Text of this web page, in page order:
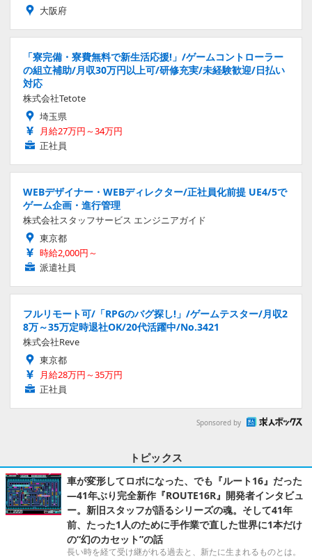
大阪府
「寮完備・寮費無料で新生活応援!」/ゲームコントローラー
の組立補助/月収30万円以上可/研修充実/未経験歓迎/日払い
対応
株式会社Tetote
埼玉県
月給27万円～34万円
正社員
WEBデザイナー・WEBディレクター/正社員化前提 UE4/5で
ゲーム企画・進行管理
株式会社スタッフサービス エンジニアガイド
東京都
時給2,000円～
派遣社員
フルリモート可/「RPGのバグ探し!」/ゲームテスター/月収2
8万～35万定時退社OK/20代活躍中/No.3421
株式会社Reve
東京都
月給28万円～35万円
正社員
Sponsored by
トピックス
車が変形してロボになった、でも『ルート16』だった
―41年ぶり完全新作『ROUTE16R』開発者インタビュ
ー。新旧スタッフが語るシリーズの魂。そして41年
前、たった1人のために手作業で直した世界に1本だけ
の“幻のカセット”の話
長い時を経て受け継がれる過去と、新たに生まれるものとは。